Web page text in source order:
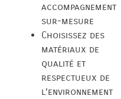
accompagnement
sur-mesure
Choisissez des
matériaux de
qualité et
respectueux de
l’environnement